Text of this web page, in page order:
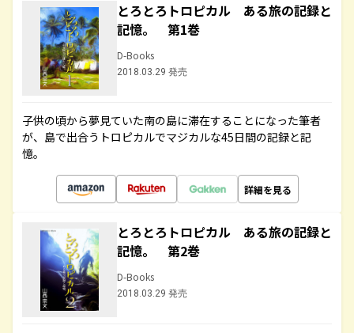
とろとろトロピカル ある旅の記録と
記憶。 第1巻
D-Books
2018.03.29 発売
子供の頃から夢見ていた南の島に滞在することになった筆者
が、島で出合うトロピカルでマジカルな45日間の記録と記
憶。
詳細を見る
とろとろトロピカル ある旅の記録と
記憶。 第2巻
D-Books
2018.03.29 発売